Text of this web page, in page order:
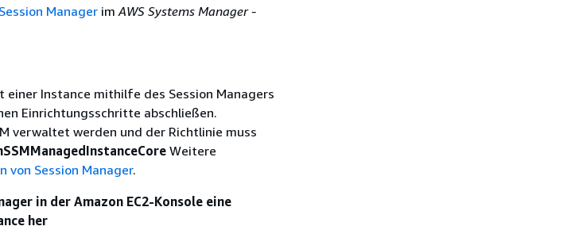
Manager imAWS Systems Manager -
einer Instance mithilfe des Session Managers
Einrichtungsschritte abschließen.
verwaltet werden und der Richtlinie muss
Weitere
von Session Manager.
in der Amazon EC2-Konsole eine
her